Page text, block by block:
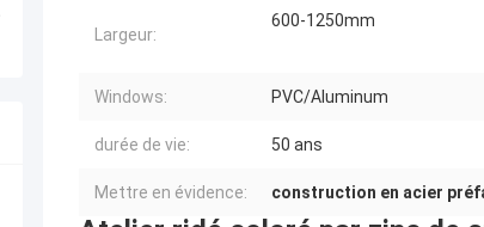
Largeur:
600-1250mm
Windows: PVC/Aluminum
durée de vie: 50 ans
Mettre en évidence: construction en acier